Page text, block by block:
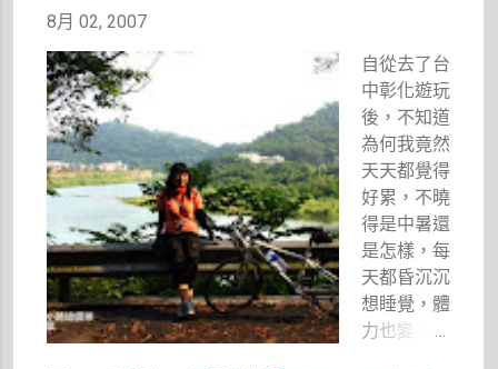
時，正在外
面吃晚餐、
看到電視新
聞的菜桃桂
打電話來：
「楊小禎，
那個莊主真
的是那個莊
主。」
「啊，怎麼
會這樣。」
8月 02, 2007
自從去了台
中彰化遊玩
後，不知道
為何我竟然
天天都覺得
好累，不曉
得是中暑還
是怎樣，每
天都昏沉沉
想睡覺，體
力也變不